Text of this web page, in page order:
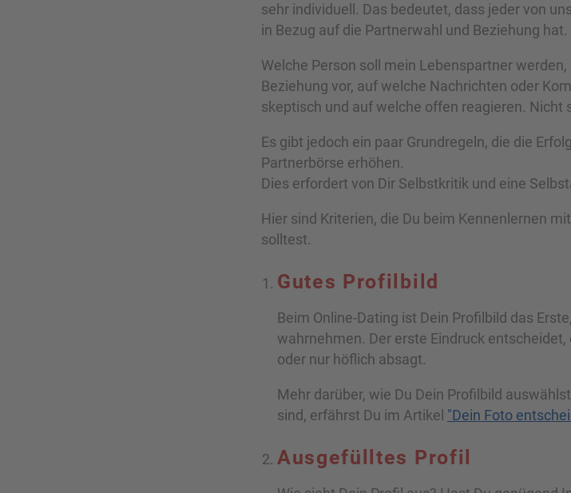
sehr individuell. Das bedeutet, dass jeder von
in Bezug auf die Partnerwahl und Beziehung hat.
Welche Person soll mein Lebenspartner
Beziehung vor, auf welche Nachrichten oder
skeptisch und auf welche offen reagieren. Nicht
Es gibt jedoch ein paar Grundregeln, die die
Partnerbörse erhöhen.
Dies erfordert von Dir Selbstkritik und eine
Hier sind Kriterien, die Du beim Kennenlernen
solltest.
Gutes Profilbild
Beim Online-Dating ist Dein Profilbild das
wahrnehmen. Der erste Eindruck
oder nur höflich absagt.
Mehr darüber, wie Du Dein Profilbild
sind, erfährst Du im Artikel "Dein Foto
Ausgefülltes Profil